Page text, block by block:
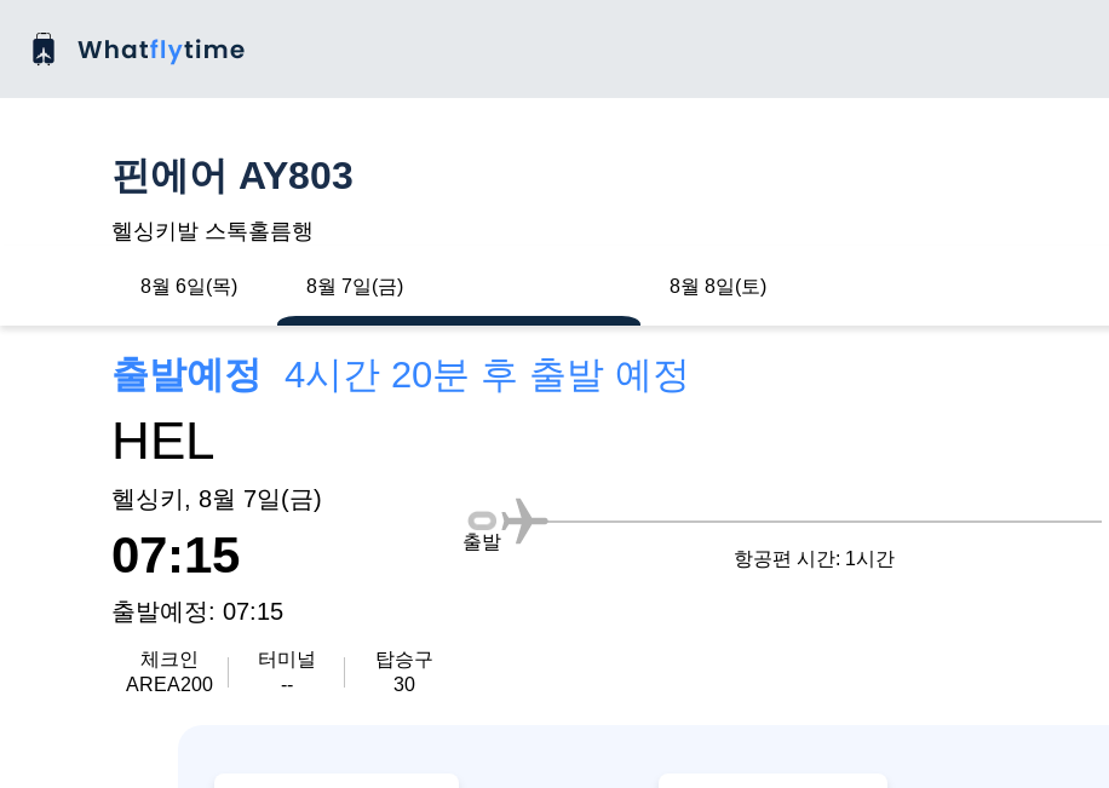
핀에어 AY803
헬싱키발 스톡홀름행
8월 6일(목) 8월 7일(금) 8월 8일(토)
출발예정 4시간 20분 후 출발 예정
HEL
헬싱키, 8월 7일(금)
07:15
출발예정: 07:15
체크인
AREA200
터미널
--
탑승구
30
출발
항공편 시간: 1시간